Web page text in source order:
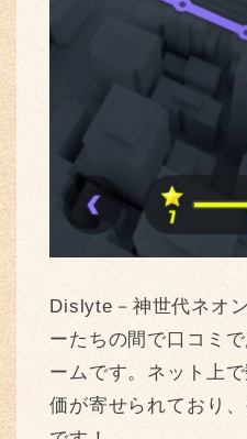
Dislyte－神世代ネオ
ーたちの間で口コミ
ームです。ネット上
価が寄せられており